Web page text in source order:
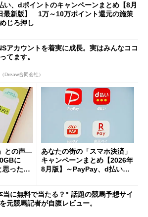
い、dポイントのキャンペーンまとめ【8月
最新版】 1万～10万ポイント還元の施策
じろ押し
アカウントを着実に成長。実はみんなココ
てます。
Dreaw合同会社）
との声―
に
思った」
あなたの街の「スマホ決済」
キャンペーンまとめ【2026年
8月版】～PayPay、d払い、a
当に無料で当たる？" 話題の競馬予想サイ
を元競馬記者が自腹レビュー。